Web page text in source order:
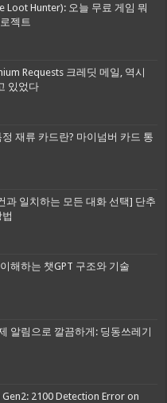
Loot Hunter): 오늘 무료 게임 뭐
젝트
Requests 크레딧 메일, 역시
있었다
재류 카드란? 마이넘버 카드 통
과 일치하는 모든 대화 선택] 단추
해하는 챗GPT 구조와 기술
알림으로 깔끔하게: 딩동쓰레기
2100 Detection Error on